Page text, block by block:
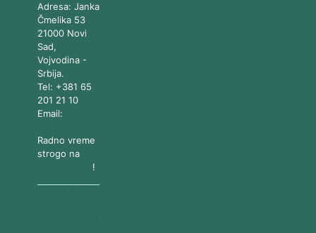
Adresa: Janka
Čmelika 53
21000 Novi
Sad,
Vojvodina-
Srbija.
Tel: +381 65
201 21 10
Email:
Radno vreme
strogo na
!